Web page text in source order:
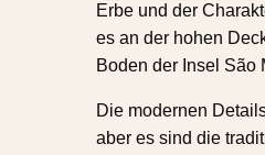
Erbe und der
es an der hohen
Boden der Insel São
Die modernen
aber es sind die